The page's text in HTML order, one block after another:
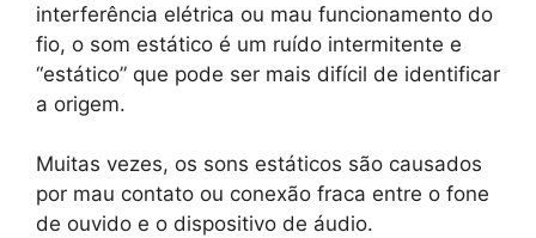
interferência elétrica ou mau funcionamento do
fio, o som estático é um ruído intermitente e
“estático” que pode ser mais difícil de identificar
a origem.
Muitas vezes, os sons estáticos são causados ​​
por mau contato ou conexão fraca entre o fone
de ouvido e o dispositivo de áudio.